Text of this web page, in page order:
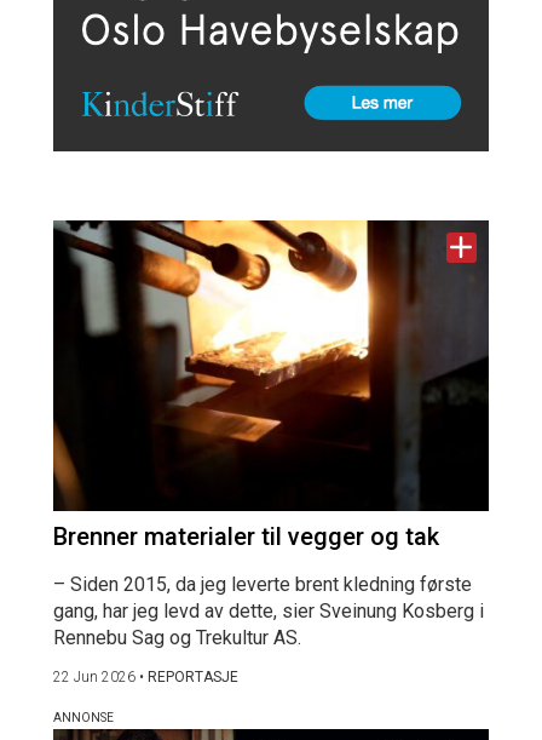
Brenner materialer til vegger og tak
– Siden 2015, da jeg leverte brent kledning første
gang, har jeg levd av dette, sier Sveinung Kosberg i
Rennebu Sag og Trekultur AS.
22 Jun 2026 • REPORTASJE